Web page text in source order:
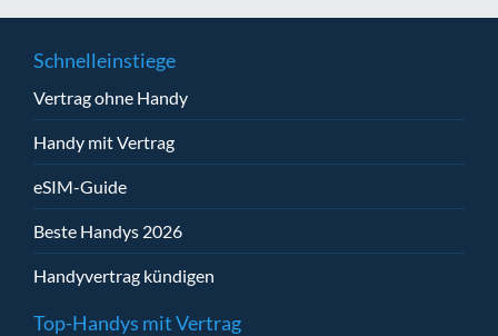
Schnelleinstiege
Vertrag ohne Handy
Handy mit Vertrag
eSIM-Guide
Beste Handys 2026
Handyvertrag kündigen
Top-Handys mit Vertrag